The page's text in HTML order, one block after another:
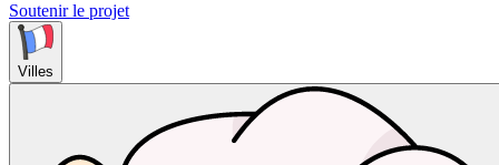
Soutenir le projet
Villes